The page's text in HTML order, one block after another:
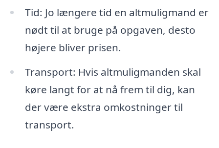
Tid: Jo længere tid en altmuligmand er
nødt til at bruge på opgaven, desto
højere bliver prisen.
Transport: Hvis altmuligmanden skal
køre langt for at nå frem til dig, kan
der være ekstra omkostninger til
transport.